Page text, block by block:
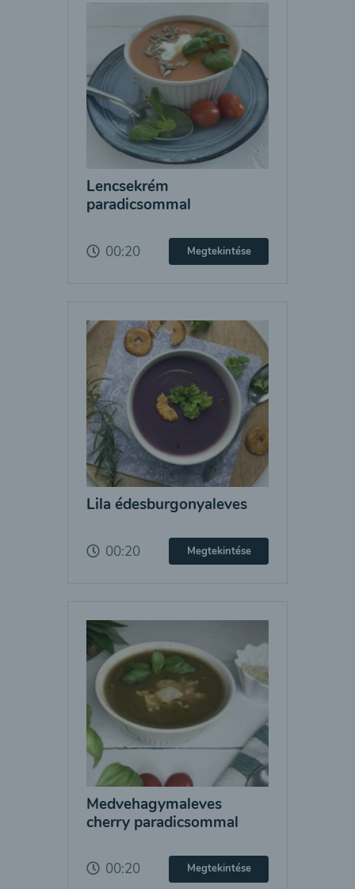
Lencsekrém
paradicsommal
00:20 Megtekintése
Lila édesburgonyaleves
00:20 Megtekintése
Medvehagymaleves
cherry paradicsommal
00:20 Megtekintése